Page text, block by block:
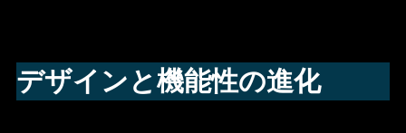
デザインと機能性の進化